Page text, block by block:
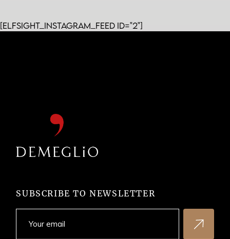
[elfsight_instagram_feed id="2"]
SUBSCRIBE TO NEWSLETTER